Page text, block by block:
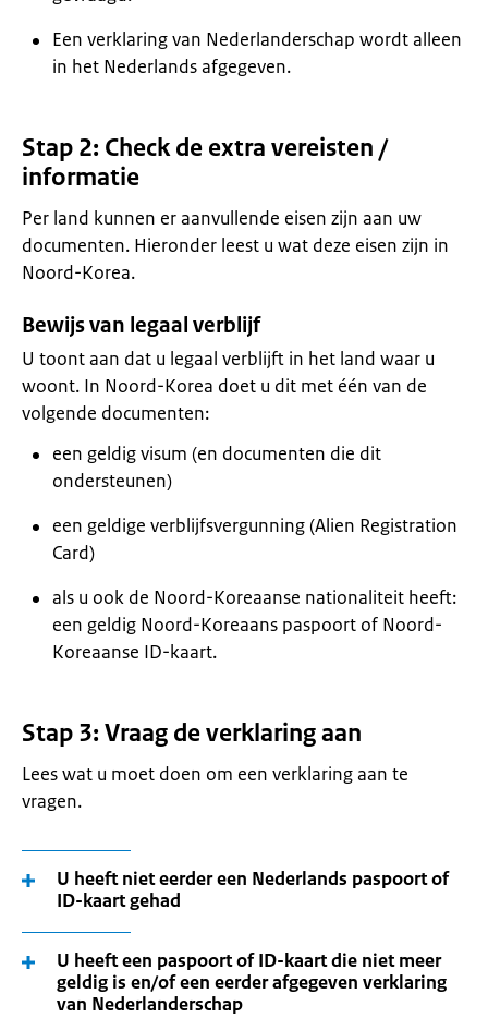
Een verklaring van Nederlanderschap wordt alleen
in het Nederlands afgegeven.
Stap 2: Check de extra vereisten /
informatie
Per land kunnen er aanvullende eisen zijn aan uw
documenten. Hieronder leest u wat deze eisen zijn in
Noord-Korea.
Bewijs van legaal verblijf
U toont aan dat u legaal verblijft in het land waar u
woont. In Noord-Korea doet u dit met één van de
volgende documenten:
een geldig visum (en documenten die dit
ondersteunen)
een geldige verblijfsvergunning (Alien Registration
Card)
als u ook de Noord-Koreaanse nationaliteit heeft:
een geldig Noord-Koreaans paspoort of Noord-
Koreaanse ID-kaart.
Stap 3: Vraag de verklaring aan
Lees wat u moet doen om een verklaring aan te
vragen.
U heeft niet eerder een Nederlands paspoort of
ID-kaart gehad
U heeft een paspoort of ID-kaart die niet meer
geldig is en/of een eerder afgegeven verklaring
van Nederlanderschap